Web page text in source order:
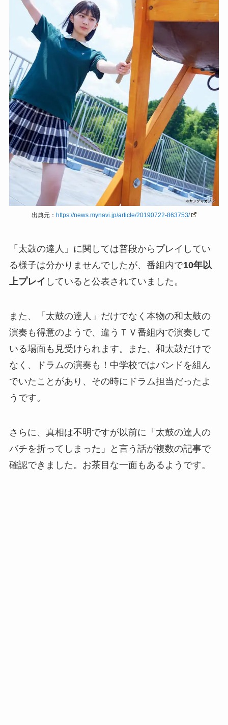
出典元： https://news.mynavi.jp/article/20190722-863753/
「太鼓の達人」に関しては普段からプレイしてい
る様子は分かりませんでしたが、番組内で10年以
上プレイ していると公表されていました。
また、「太鼓の達人」だけでなく本物の和太鼓の
演奏も得意のようで、違うＴＶ番組内で演奏して
いる場面も見受けられます。また、和太鼓だけで
なく、ドラムの演奏も！中学校ではバンドを組ん
でいたことがあり、その時にドラム担当だったよ
うです。
さらに、真相は不明ですが以前に「太鼓の達人の
バチを折ってしまった」と言う話が複数の記事で
確認できました。お茶目な一面もあるようです。